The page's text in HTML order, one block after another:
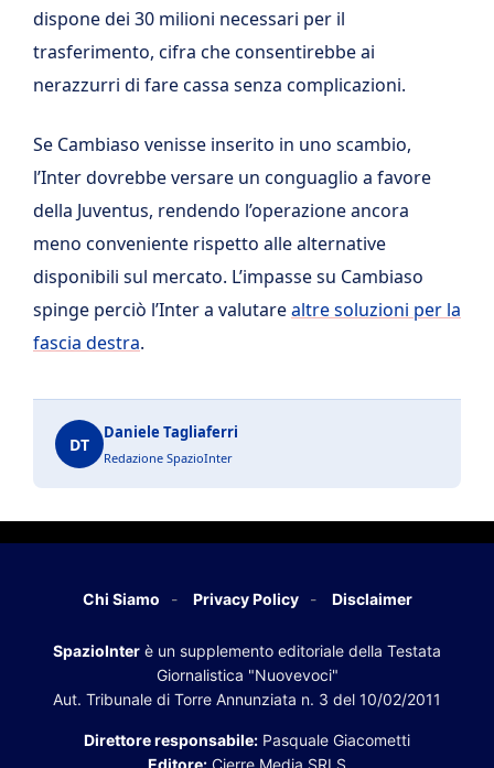
dispone dei 30 milioni necessari per il
trasferimento, cifra che consentirebbe ai
nerazzurri di fare cassa senza complicazioni.
Se Cambiaso venisse inserito in uno scambio,
l’Inter dovrebbe versare un conguaglio a favore
della Juventus, rendendo l’operazione ancora
meno conveniente rispetto alle alternative
disponibili sul mercato. L’impasse su Cambiaso
spinge perciò l’Inter a valutarealtre soluzioni per la
fascia destra.
DT
Daniele Tagliaferri
Redazione SpazioInter
Chi Siamo Privacy Policy Disclaimer
SpazioInter è un supplemento editoriale della Testata
Giornalistica "Nuovevoci"
Aut. Tribunale di Torre Annunziata n. 3 del 10/02/2011
Direttore responsabile: Pasquale Giacometti